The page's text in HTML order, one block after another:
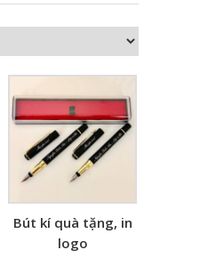
Bút kí quà tặng, in
logo